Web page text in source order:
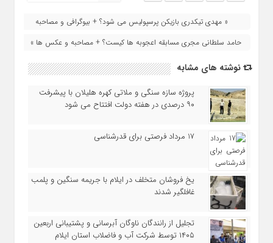
« مهدی تیکدری بازیکن پرسپولیس می شود؟ + بیوگرافی و مصاحبه
حامد سلطانی مجری مسابقه اعجوبه ها کیست؟ + مصاحبه و عکس ها »
نوشته های مشابه
پروژه سازه سنگی و ملاتی کهره هلیلان با پیشرفت
۹۰ درصدی در هفته دولت افتتاح می شود
17 مرداد فرصتی برای قدرشناسی
یخ‌ فروشان متخلف در ایلام با جریمه سنگین و پلمب
غافلگیر شدند
تجلیل از رانندگان ناوگان آبرسانی و پشتیبانی اربعین
۱۴۰۵ توسط شرکت آب و فاضلاب استان ایلام